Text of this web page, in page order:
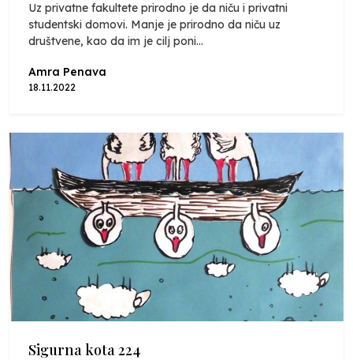
Uz privatne fakultete prirodno je da niču i privatni
studentski domovi. Manje je prirodno da niču uz
društvene, kao da im je cilj poni...
Amra Penava
18.11.2022
Sigurna kota 224